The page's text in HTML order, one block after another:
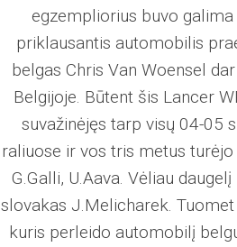
egzempliorius buvo
priklausantis automobilis
belgas Chris Van Woensel
Belgijoje. Būtent šis Lancer
suvažinėjęs tarp visų 04-05
raliuose ir vos tris metus
G.Galli, U.Aava. Vėliau
slovakas J.Melicharek.
kuris perleido automobilį